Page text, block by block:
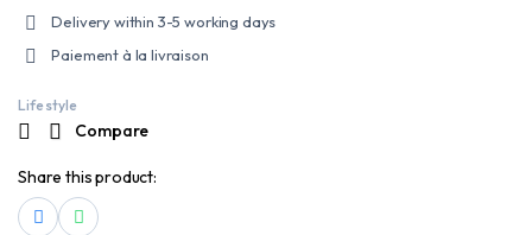
Delivery within 3-5 working days
Paiement à la livraison
Life style
Compare
Share this product: